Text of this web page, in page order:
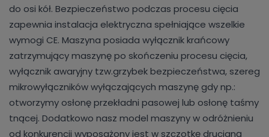
do osi kół. Bezpieczeństwo podczas procesu cięcia
zapewnia instalacja elektryczna spełniające wszelkie
wymogi CE. Maszyna posiada wyłącznik krańcowy
zatrzymujący maszynę po skończeniu procesu cięcia,
wyłącznik awaryjny tzw.grzybek bezpieczeństwa, szereg
mikrowyłączników wyłączających maszynę gdy np.:
otworzymy osłonę przekładni pasowej lub osłonę taśmy
tnącej. Dodatkowo nasz model maszyny w odróżnieniu
od konkurencji wyposażony jest w szczotkę drucianą